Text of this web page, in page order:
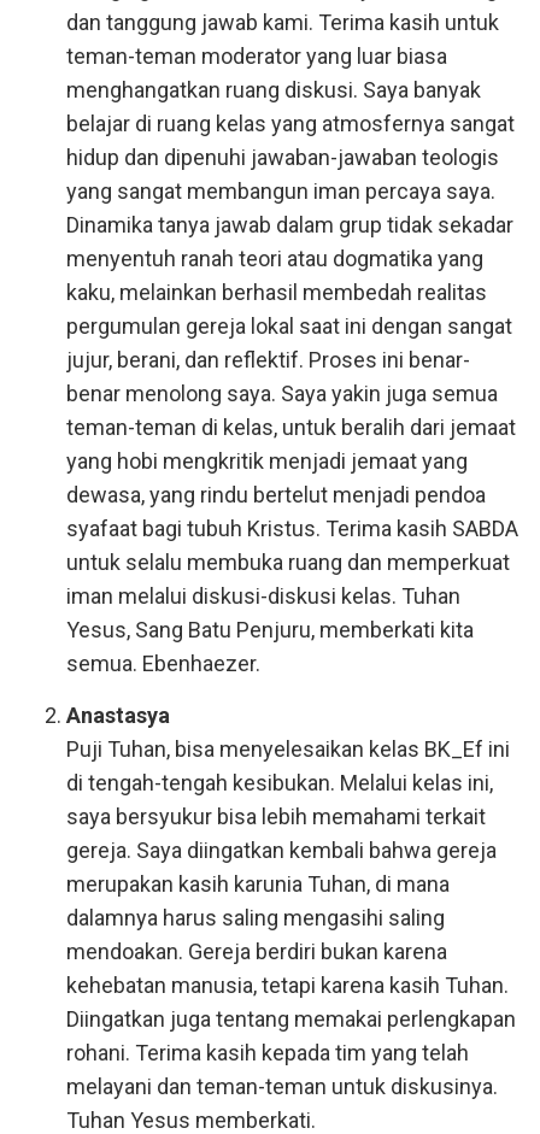
dan tanggung jawab kami. Terima kasih untuk
teman-teman moderator yang luar biasa
menghangatkan ruang diskusi. Saya banyak
belajar di ruang kelas yang atmosfernya sangat
hidup dan dipenuhi jawaban-jawaban teologis
yang sangat membangun iman percaya saya.
Dinamika tanya jawab dalam grup tidak sekadar
menyentuh ranah teori atau dogmatika yang
kaku, melainkan berhasil membedah realitas
pergumulan gereja lokal saat ini dengan sangat
jujur, berani, dan reflektif. Proses ini benar-
benar menolong saya. Saya yakin juga semua
teman-teman di kelas, untuk beralih dari jemaat
yang hobi mengkritik menjadi jemaat yang
dewasa, yang rindu bertelut menjadi pendoa
syafaat bagi tubuh Kristus. Terima kasih SABDA
untuk selalu membuka ruang dan memperkuat
iman melalui diskusi-diskusi kelas. Tuhan
Yesus, Sang Batu Penjuru, memberkati kita
semua. Ebenhaezer.
Anastasya
Puji Tuhan, bisa menyelesaikan kelas BK_Ef ini
di tengah-tengah kesibukan. Melalui kelas ini,
saya bersyukur bisa lebih memahami terkait
gereja. Saya diingatkan kembali bahwa gereja
merupakan kasih karunia Tuhan, di mana
dalamnya harus saling mengasihi saling
mendoakan. Gereja berdiri bukan karena
kehebatan manusia, tetapi karena kasih Tuhan.
Diingatkan juga tentang memakai perlengkapan
rohani. Terima kasih kepada tim yang telah
melayani dan teman-teman untuk diskusinya.
Tuhan Yesus memberkati.